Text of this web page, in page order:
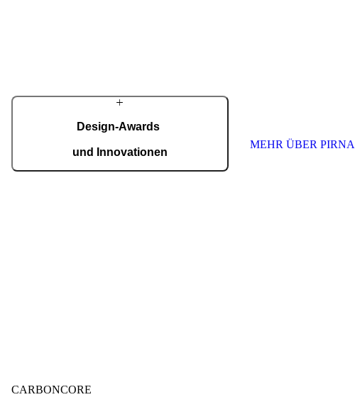
Design-Awards
und Innovationen
MEHR ÜBER
CARBONCORE